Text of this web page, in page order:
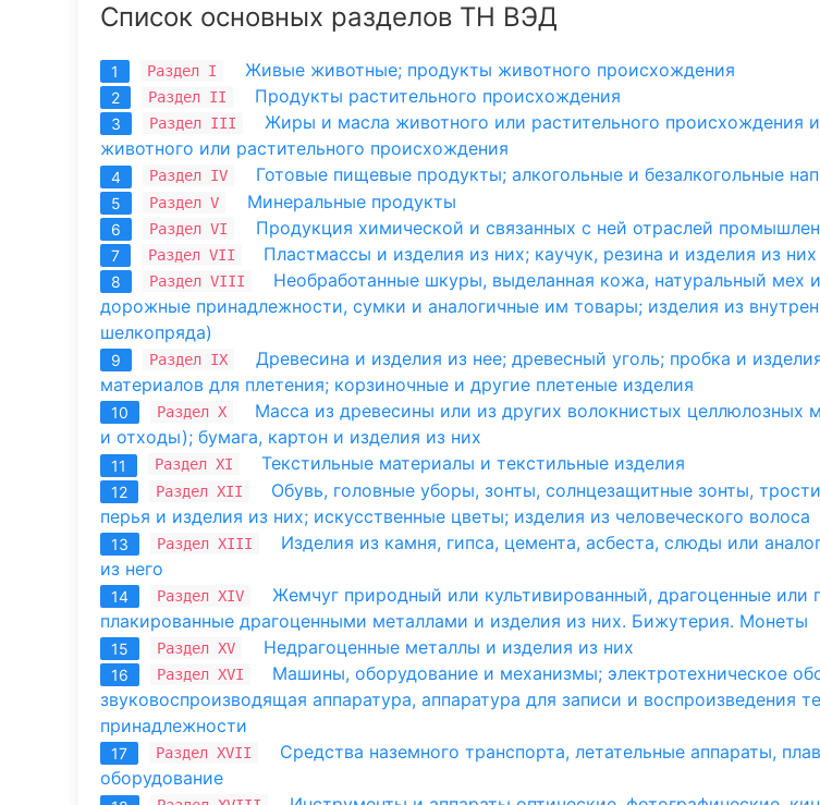
Список основных разделов ТН ВЭД
1 Раздел I Живые животные; продукты животного происхождения
2 Раздел II Продукты растительного происхождения
3 Раздел III
Жиры и масла животного или растительного
животного или растительного происхождения
4 Раздел IV Готовые пищевые продукты; алкогольные и безалкогольные
5 Раздел V Минеральные продукты
6 Раздел VI Продукция химической и связанных с ней отраслей
7 Раздел VII Пластмассы и изделия из них; каучук, резина и изделия из них
8 Раздел VIII
Необработанные шкуры, выделанная кожа, натуральный мех
дорожные принадлежности, сумки и аналогичные им товары; изделия из
шелкопряда)
9 Раздел IX
Древесина и изделия из нее; древесный уголь; пробка и
материалов для плетения; корзиночные и другие плетеные изделия
10 Раздел X
Масса из древесины или из других волокнистых целлюлозных
и отходы); бумага, картон и изделия из них
11 Раздел XI Текстильные материалы и текстильные изделия
12 Раздел XII
Обувь, головные уборы, зонты, солнцезащитные зонты,
перья и изделия из них; искусственные цветы; изделия из человеческого волоса
13 Раздел XIII
Изделия из камня, гипса, цемента, асбеста, слюды или
из него
14 Раздел XIV
Жемчуг природный или культивированный, драгоценные
плакированные драгоценными металлами и изделия из них. Бижутерия. Монеты
15 Раздел XV Недрагоценные металлы и изделия из них
16 Раздел XVI
Машины, оборудование и механизмы; электротехническое
звуковоспроизводящая аппаратура, аппаратура для записи и воспроизведения
принадлежности
17 Раздел XVII
Средства наземного транспорта, летательные аппараты,
оборудование